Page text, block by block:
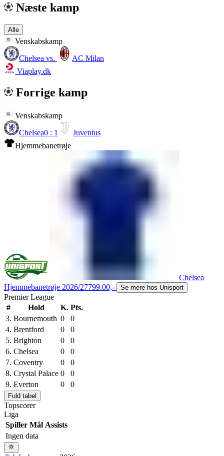
Næste kamp
Alle
Venskabskamp
Chelsea vs.
AC Milan
Viaplay.dk
Forrige kamp
Venskabskamp
Chelsea0 : 1
Juventus
Hjemmebanetrøje
Chelsea
Hjemmebanetrøje 2026/27799.00,- Se mere hos Unisport
Premier League
#
Hold K. Pts.
3. Bournemouth 0
0
4. Brentford 0
0
5. Brighton 0
0
6. Chelsea 0
0
7. Coventry 0
0
8. Crystal Palace 0
0
9. Everton 0 0
Fuld tabel
Topscorer
Liga
Spiller Mål Assists
Ingen data